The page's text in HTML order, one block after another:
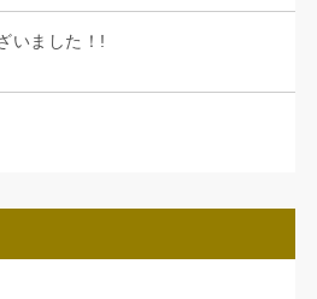
いました！!